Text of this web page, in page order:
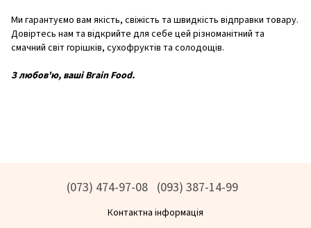
Ми гарантуємо вам якість, свіжість та швидкість відправки товару.
Довіртесь нам та відкрийте для себе цей різноманітний та
смачний світ горішків, сухофруктів та солодощів.
З любов'ю, ваші Brain Food.
(073) 474-97-08 (093) 387-14-99
Контактна інформація